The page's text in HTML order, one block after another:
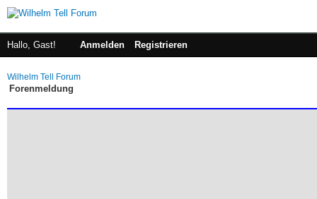
Hallo, Gast! Anmelden Registrieren
Wilhelm Tell Forum
Forenmeldung